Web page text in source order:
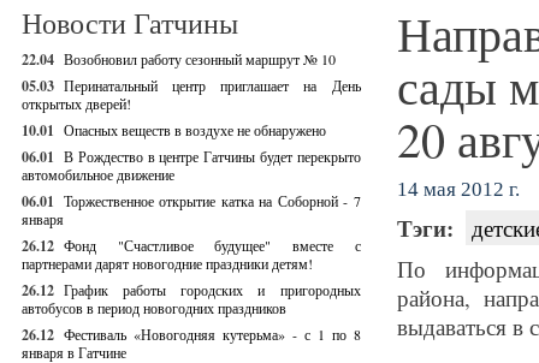
Новости Гатчины
22.04 Возобновил работу сезонный маршрут № 10
05.03 Перинатальный центр приглашает на День
открытых дверей!
10.01 Опасных веществ в воздухе не обнаружено
06.01 В Рождество в центре Гатчины будет перекрыто
автомобильное движение
06.01 Торжественное открытие катка на Соборной - 7
января
26.12 Фонд "Счастливое будущее" вместе с
партнерами дарят новогодние праздники детям!
26.12 График работы городских и пригородных
автобусов в период новогодних праздников
26.12 Фестиваль «Новогодняя кутерьма» - с 1 по 8
января в Гатчине
сады
20
14 мая 2012 г.
Тэги:
По
района,
выдаваться в